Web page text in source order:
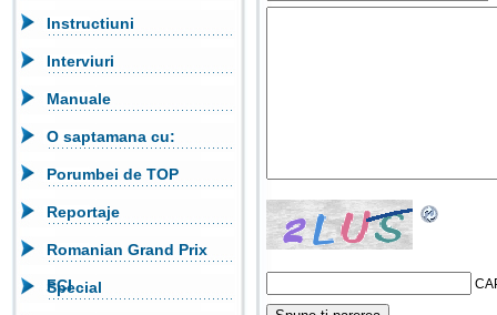
Instructiuni
Interviuri
Manuale
O saptamana cu:
Porumbei de TOP
Reportaje
Romanian Grand Prix
FCI
Special